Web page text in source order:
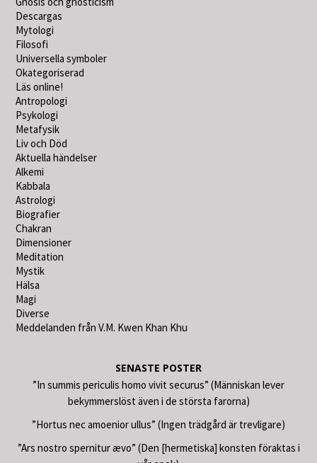
Descargas
Mytologi
Filosofi
Universella symboler
Okategoriserad
Läs online!
Antropologi
Psykologi
Metafysik
Liv och Död
Aktuella händelser
Alkemi
Kabbala
Astrologi
Biografier
Chakran
Dimensioner
Meditation
Mystik
Hälsa
Magi
Diverse
Meddelanden från V.M. Kwen Khan Khu
SENASTE POSTER
”In summis periculis homo vivit securus” (Människan lever
bekymmerslöst även i de största farorna)
”Hortus nec amoenior ullus” (Ingen trädgård är trevligare)
”Ars nostro spernitur ævo” (Den [hermetiska] konsten föraktas i